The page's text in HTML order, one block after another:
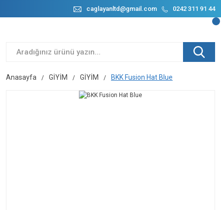
caglayanltd@gmail.com 0242 311 91 44
Anasayfa GİYİM GİYİM BKK Fusion Hat Blue